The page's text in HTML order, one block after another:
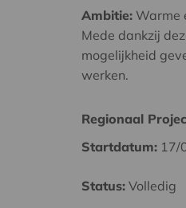
Ambitie: Warme
Mede dankzij
mogelijkheid
werken.
Regionaal
Startdatum: 17/
Status: Volledig